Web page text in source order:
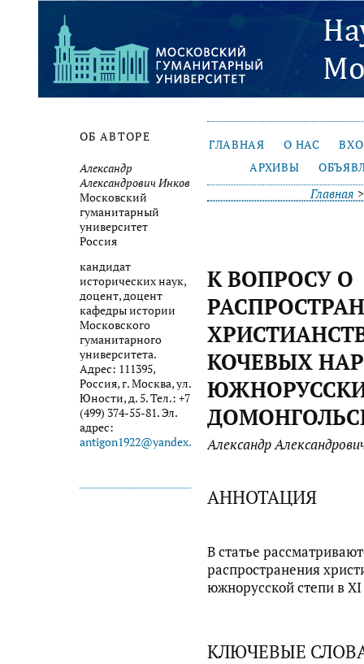
ОБ АВТОРЕ
Александр
Александрович Инков
Московский
гуманитарный
университет
Россия
кандидат
исторических наук,
доцент, доцент
кафедры истории
Московского
гуманитарного
университета.
Адрес: 111395,
Россия, г. Москва, ул.
Юности, д. 5. Тел.: +7
(499) 374-55-81. Эл.
адрес:
antigon1922@yandex.ru
ГЛАВНАЯ О НАС
АРХИВЫ
Главная
К ВОПРОСУ О
КОЧЕВЫХ
Александр
АННОТАЦИЯ
В статье
распространения
южнорусской степи в
КЛЮЧЕВЫЕ